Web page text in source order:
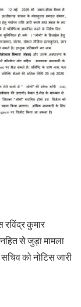
कुमार
से जुड़ा मामला
को नोटिस जारी